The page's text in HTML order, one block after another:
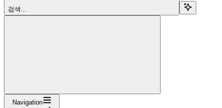
검색...
Navigation